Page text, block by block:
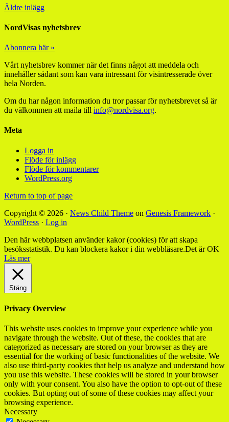
Äldre inlägg
NordVisas nyhetsbrev
Abonnera här »
Vårt nyhetsbrev kommer när det finns något att meddela och
innehåller sådant som kan vara intressant för visintresserade över
hela Norden.
Om du har någon information du tror passar för nyhetsbrevet så är
du välkommen att maila till info@nordvisa.org.
Meta
Logga in
Flöde för inlägg
Flöde för kommentarer
WordPress.org
Return to top of page
Copyright © 2026 · News Child Theme on Genesis Framework ·
WordPress · Log in
Den här webbplatsen använder kakor (cookies) för att skapa
besöksstatistik. Du kan blockera kakor i din webbläsare.Det är OK
Läs mer
Stäng
Privacy Overview
This website uses cookies to improve your experience while you
navigate through the website. Out of these, the cookies that are
categorized as necessary are stored on your browser as they are
essential for the working of basic functionalities of the website. We
also use third-party cookies that help us analyze and understand how
you use this website. These cookies will be stored in your browser
only with your consent. You also have the option to opt-out of these
cookies. But opting out of some of these cookies may affect your
browsing experience.
Necessary